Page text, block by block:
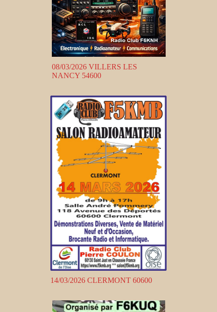
08/03/2026 VILLERS LES
NANCY 54600
14/03/2026 CLERMONT 60600